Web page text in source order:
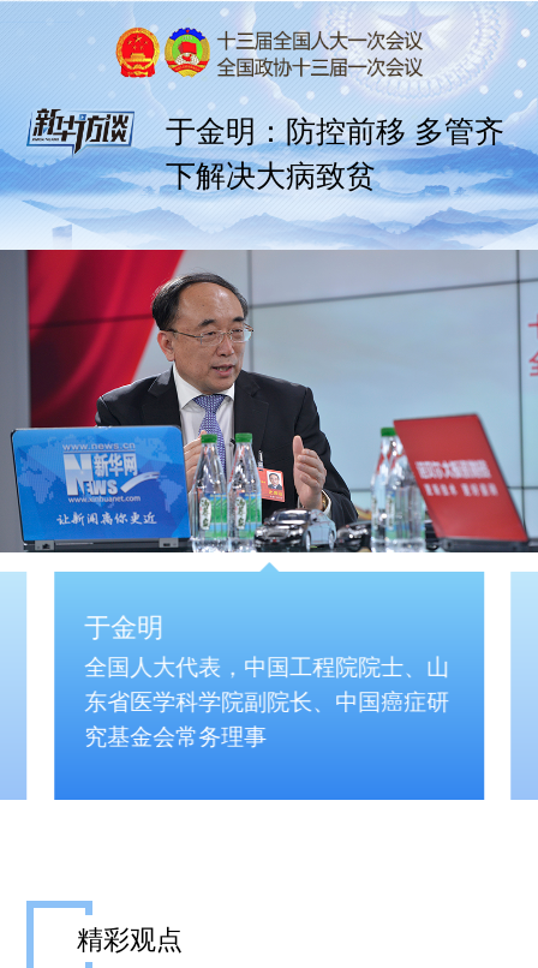
于金明：防控前移 多管齐
下解决大病致贫
于金明
全国人大代表，中国工程院院士、山
东省医学科学院副院长、中国癌症研
究基金会常务理事
精彩观点